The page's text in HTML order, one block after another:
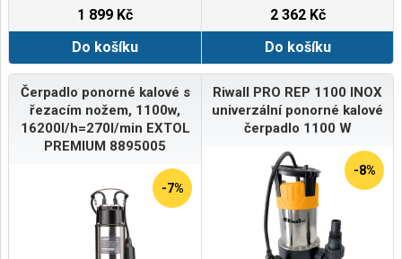
1 899 Kč
Do košíku
2 362 Kč
Do košíku
Čerpadlo ponorné kalové s
řezacím nožem, 1100w,
16200l/h=270l/min EXTOL
PREMIUM 8895005
-7%
Riwall PRO REP 1100 INOX
univerzální ponorné kalové
čerpadlo 1100 W
-8%